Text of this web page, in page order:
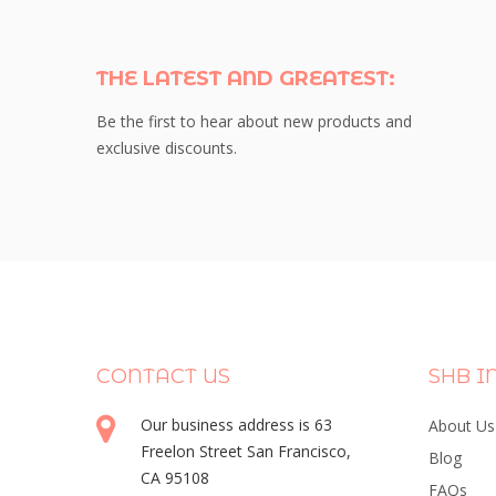
THE LATEST AND GREATEST:
Be the first to hear about new products and
exclusive discounts.
CONTACT US
Our business address is 63
Freelon Street San Francisco,
CA 95108
SHB
About Us
Blog
FAQs